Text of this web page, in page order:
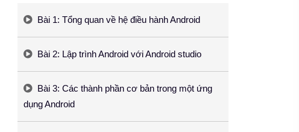
Bài 1: Tổng quan về hệ điều hành Android
Bài 2: Lập trình Android với Android studio
Bài 3: Các thành phần cơ bản trong một ứng
dụng Android